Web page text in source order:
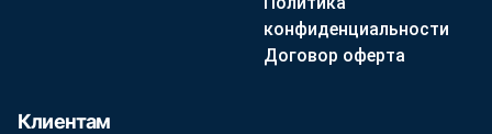
конфиденциальности
Договор оферта
Клиентам